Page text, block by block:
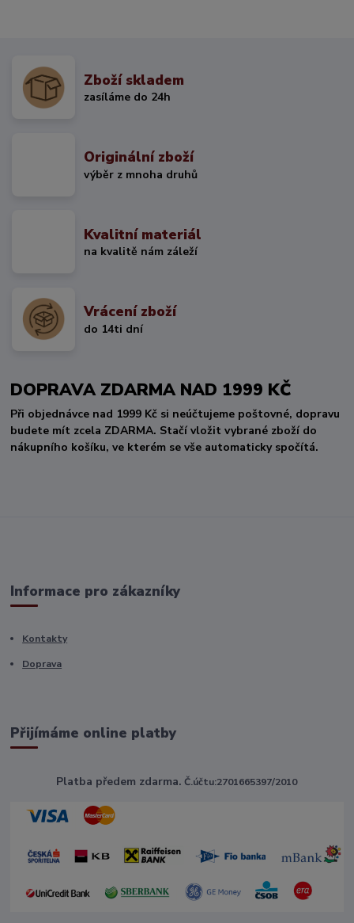
Zboží skladem
zasíláme do 24h
Originální zboží
výběr z mnoha druhů
Kvalitní materiál
na kvalitě nám záleží
Vrácení zboží
do 14ti dní
DOPRAVA ZDARMA NAD 1999 KČ
Při objednávce nad 1999 Kč si neúčtujeme poštovné, dopravu
budete mít zcela ZDARMA. Stačí vložit vybrané zboží do
nákupního košíku, ve kterém se vše automaticky spočítá.
Informace pro zákazníky
Kontakty
Doprava
Přijímáme online platby
Platba předem zdarma. Č.účtu:2701665397/2010